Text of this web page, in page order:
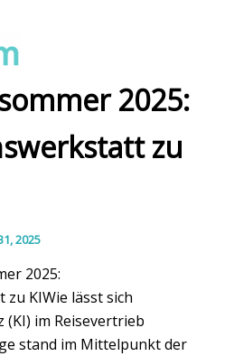
2025:
zu
2025
2025:
KIWie lässt sich
im Reisevertrieb
stand im Mittelpunkt der